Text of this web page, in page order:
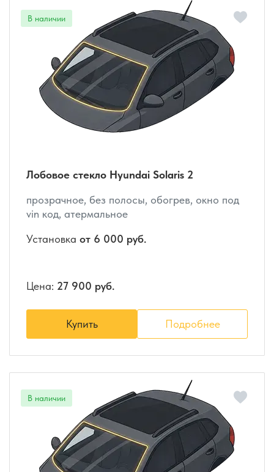
Лобовое стекло Hyundai Solaris 2
прозрачное, без полосы, обогрев, окно под
vin код, атермальное
Установка от 6 000 руб.
Цена: 27 900 руб.
Купить Подробнее